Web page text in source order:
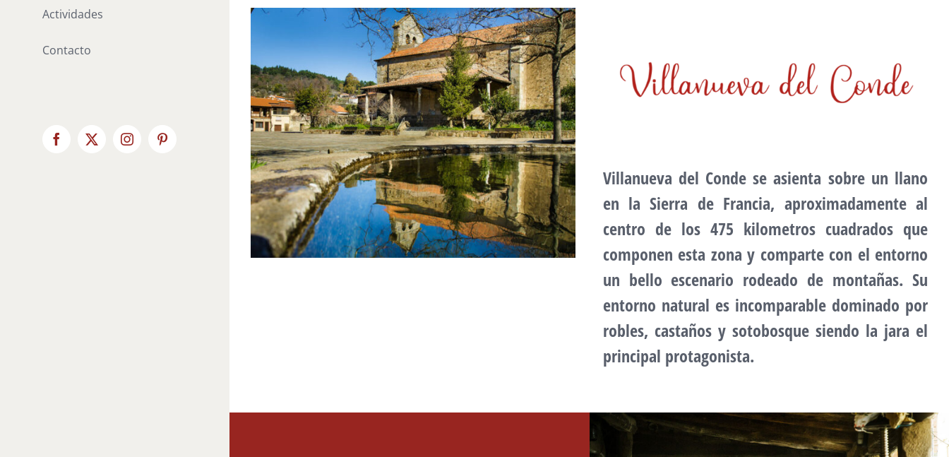
Actividades
Contacto
Facebook
X InstagramPinterest
Villanueva del Conde se asienta sobre un llano
en laSierra de Francia, aproximadamente al
centro de los 475 kilometros cuadrados que
componen esta zona y comparte con el entorno
un bello escenario rodeado de montañas. Su
entorno natural es incomparable dominado por
robles, castaños y sotobosque siendo la jara el
principal protagonista.